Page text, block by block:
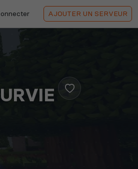
AJOUTER UN SERVEUR